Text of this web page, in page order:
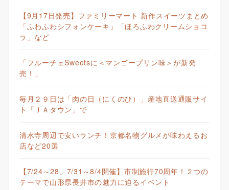
【9月17日発売】ファミリーマート 新作スイーツまとめ
「ふわふわシフォンケーキ」「ほろふわクリームショコ
ラ」など
「フルーチェSweetsに＜マンゴープリン味＞が新発
売！」
毎月２９日は「肉の日（にくのひ）」産地直送通販サイ
ト「ＪＡタウン」で
清水寺周辺で安いランチ！京都名物グルメが味わえるお
店など20選
【7/24～28、7/31～8/4開催】市制施行70周年！２つの
テーマで山形県長井市の魅力に迫るイベント